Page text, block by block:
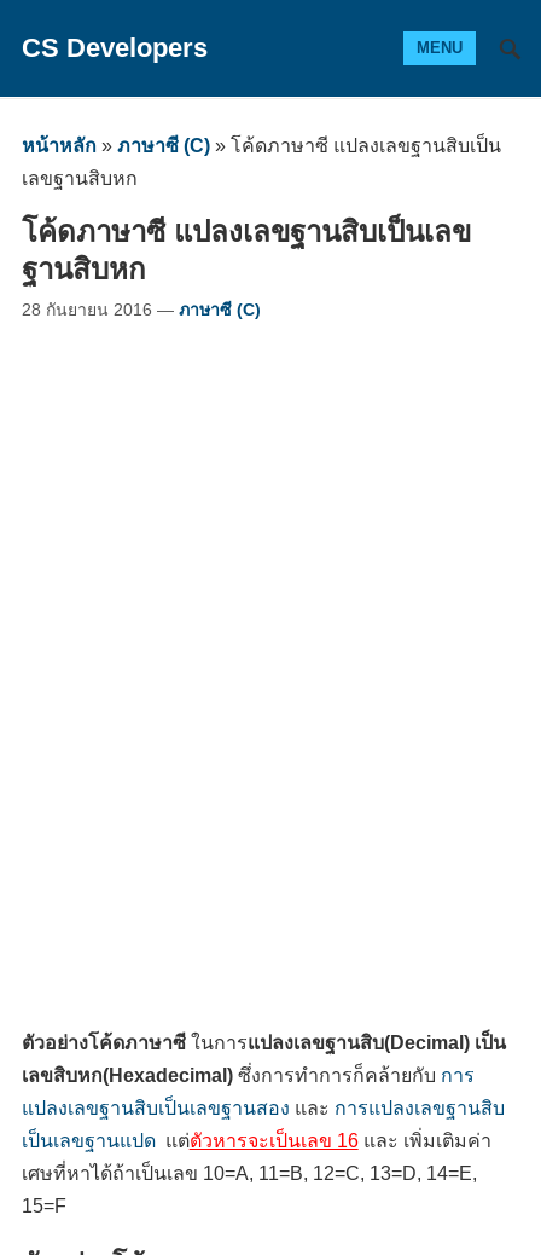
CS Developers MENU
หน้าหลัก» ภาษาซี (C)» โค้ดภาษาซี แปลงเลขฐานสิบเป็น
เลขฐานสิบหก
โค้ดภาษาซี แปลงเลขฐานสิบเป็นเลข
ฐานสิบหก
28 กันยายน 2016 — ภาษาซี (C)
ตัวอย่างโค้ดภาษาซีในการแปลงเลขฐานสิบ(Decimal) เป็น
เลขสิบหก(Hexadecimal)ซึ่งการทำการก็คล้ายกับ การ
แปลงเลขฐานสิบเป็นเลขฐานสอง และ การแปลงเลขฐานสิบ
เป็นเลขฐานแปดแต่ตัวหารจะเป็นเลข 16และ เพิ่มเติมค่า
เศษที่หาได้ถ้าเป็นเลข 10=A, 11=B, 12=C, 13=D, 14=E,
15=F